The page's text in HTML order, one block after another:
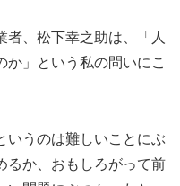
、松下幸之助は、「人
」という私の問いにこ
いうのは難しいことにぶ
るか、おもしろがって前